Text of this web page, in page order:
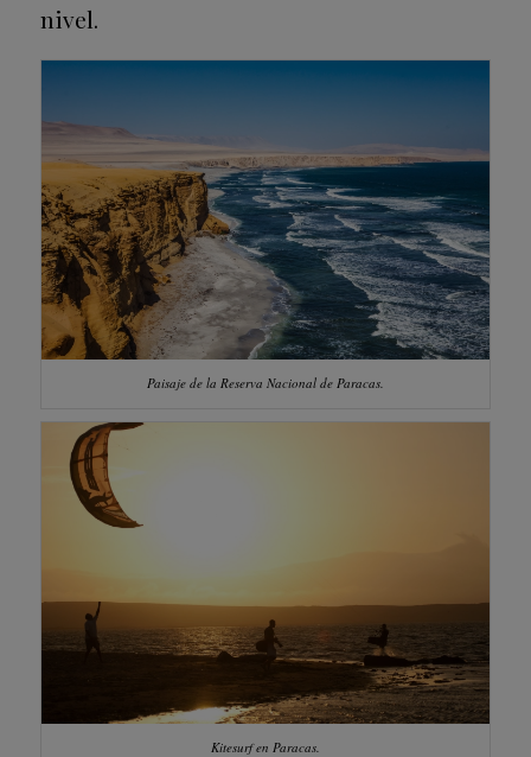
nivel.
Paisaje de la Reserva Nacional de Paracas.
Kitesurf en Paracas.